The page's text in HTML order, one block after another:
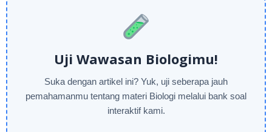
Uji Wawasan Biologimu!
Suka dengan artikel ini? Yuk, uji seberapa jauh
pemahamanmu tentang materi Biologi melalui bank soal
interaktif kami.